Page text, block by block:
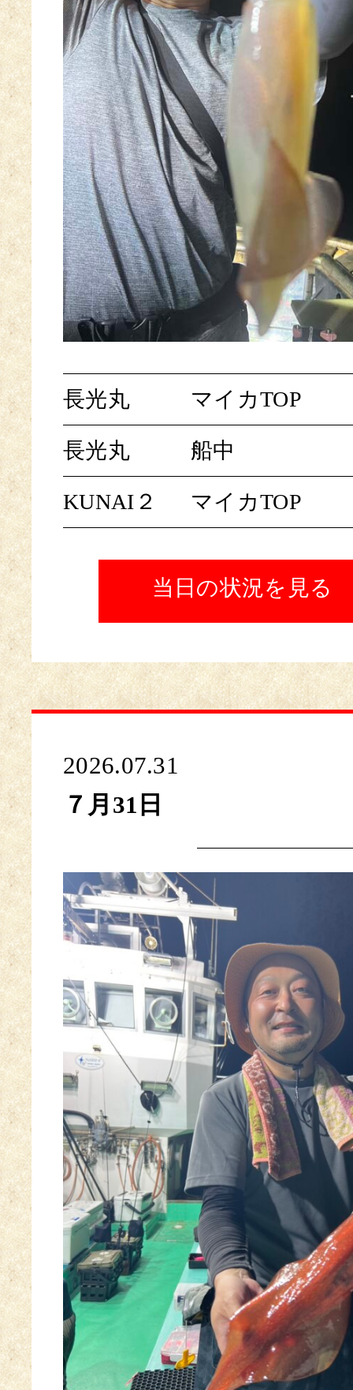
長光丸 マイカTOP
長光丸 船中
KUNAI２ マイカTOP
当日の状況を見る
2026.07.31
７月31日